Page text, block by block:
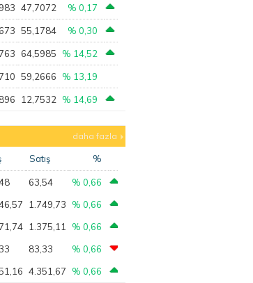
47,7072 % 0,17
55,1784 % 0,30
64,5985 % 14,52
59,2666 % 13,19
12,7532 % 14,69
daha fazla
Satış %
63,54
% 0,66
1.749,73
% 0,66
1.375,11
% 0,66
83,33
% 0,66
4.351,67 % 0,66